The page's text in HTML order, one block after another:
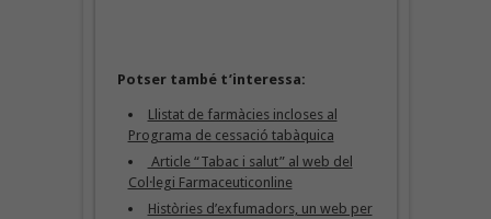
Potser també t’interessa:
Llistat de farmàcies incloses al
Programa de cessació tabàquica
Article “Tabac i salut” al web del
Col·legi Farmaceuticonline
Històries d’exfumadors, un web per